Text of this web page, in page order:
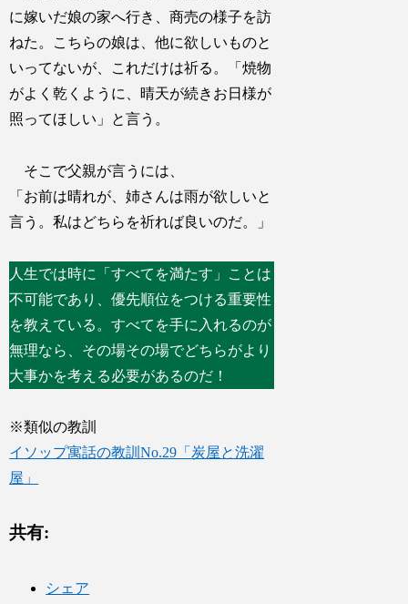
に嫁いだ娘の家へ行き、商売の様子を訪
ねた。こちらの娘は、他に欲しいものと
いってないが、これだけは祈る。「焼物
がよく乾くように、晴天が続きお日様が
照ってほしい」と言う。
そこで父親が言うには、
「お前は晴れが、姉さんは雨が欲しいと
言う。私はどちらを祈れば良いのだ。」
人生では時に「すべてを満たす」ことは
不可能であり、優先順位をつける重要性
を教えている。すべてを手に入れるのが
無理なら、その場その場でどちらがより
大事かを考える必要があるのだ！
※類似の教訓
イソップ寓話の教訓No.29「炭屋と洗濯
屋」
共有:
シェア